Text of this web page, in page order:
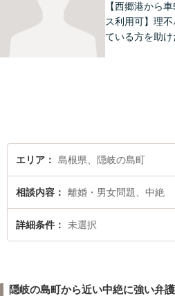
【西郷港から
ス利用可】理
ている方を助け
エリア 島根県、隠岐の島町
相談内容 離婚・男女問題、中絶
詳細条件 未選択
隠岐の島町から近い中絶に強い弁